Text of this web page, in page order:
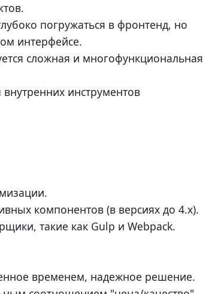
погружаться в фронтенд, но
интерфейсе.
сложная и многофункциональная
инструментов
компонентов (в версиях до 4.x).
такие как Gulp и Webpack.
временем, надежное решение.